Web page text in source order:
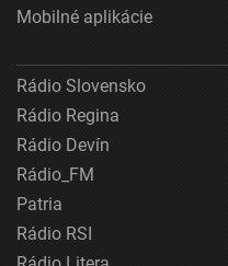
Mobilné aplikácie
Rádio Slovensko
Rádio Regina
Rádio Devín
Rádio_FM
Patria
Rádio RSI